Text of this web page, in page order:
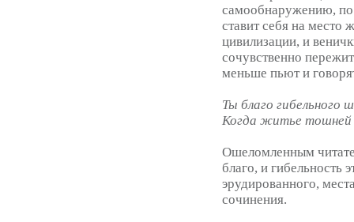
самообнаружению,
ставит себя на место
цивилизации, и
сочувственно
меньше пьют и
Ты благо гибельного
Когда житье тошней
Ошеломленным
благо, и гибельность
эрудированного,
сочинения.